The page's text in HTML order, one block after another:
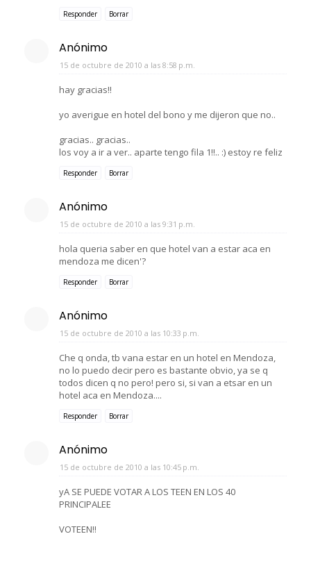
Responder Borrar
Anónimo
15 de octubre de 2010 a las 8:58 p.m.
hay gracias!!
yo averigue en hotel del bono y me dijeron que no..
gracias.. gracias..
los voy a ir a ver.. aparte tengo fila 1!!.. :) estoy re feliz
Responder Borrar
Anónimo
15 de octubre de 2010 a las 9:31 p.m.
hola queria saber en que hotel van a estar aca en
mendoza me dicen'?
Responder Borrar
Anónimo
15 de octubre de 2010 a las 10:33 p.m.
Che q onda, tb vana estar en un hotel en Mendoza,
no lo puedo decir pero es bastante obvio, ya se q
todos dicen q no pero! pero si, si van a etsar en un
hotel aca en Mendoza....
Responder Borrar
Anónimo
15 de octubre de 2010 a las 10:45 p.m.
yA SE PUEDE VOTAR A LOS TEEN EN LOS 40
PRINCIPALEE
VOTEEN!!